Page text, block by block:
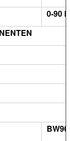
0-90